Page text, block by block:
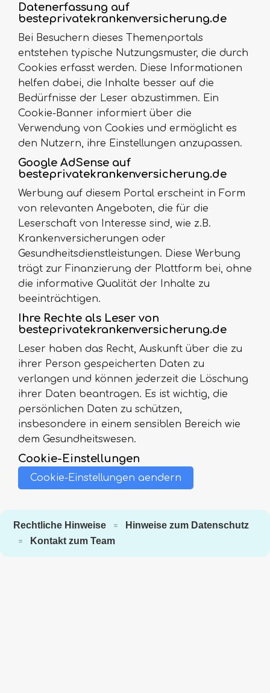
Datenerfassung auf
besteprivatekrankenversicherung.de
Bei Besuchern dieses Themenportals
entstehen typische Nutzungsmuster, die durch
Cookies erfasst werden. Diese Informationen
helfen dabei, die Inhalte besser auf die
Bedürfnisse der Leser abzustimmen. Ein
Cookie-Banner informiert über die
Verwendung von Cookies und ermöglicht es
den Nutzern, ihre Einstellungen anzupassen.
Google AdSense auf
besteprivatekrankenversicherung.de
Werbung auf diesem Portal erscheint in Form
von relevanten Angeboten, die für die
Leserschaft von Interesse sind, wie z.B.
Krankenversicherungen oder
Gesundheitsdienstleistungen. Diese Werbung
trägt zur Finanzierung der Plattform bei, ohne
die informative Qualität der Inhalte zu
beeinträchtigen.
Ihre Rechte als Leser von
besteprivatekrankenversicherung.de
Leser haben das Recht, Auskunft über die zu
ihrer Person gespeicherten Daten zu
verlangen und können jederzeit die Löschung
ihrer Daten beantragen. Es ist wichtig, die
persönlichen Daten zu schützen,
insbesondere in einem sensiblen Bereich wie
dem Gesundheitswesen.
Cookie-Einstellungen
Cookie-Einstellungen aendern
Rechtliche Hinweise = Hinweise zum Datenschutz
= Kontakt zum Team